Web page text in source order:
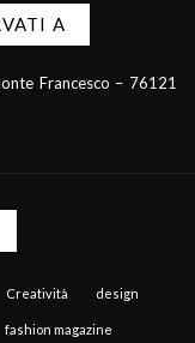
A
Francesco – 76121
Creatività design
fashion magazine